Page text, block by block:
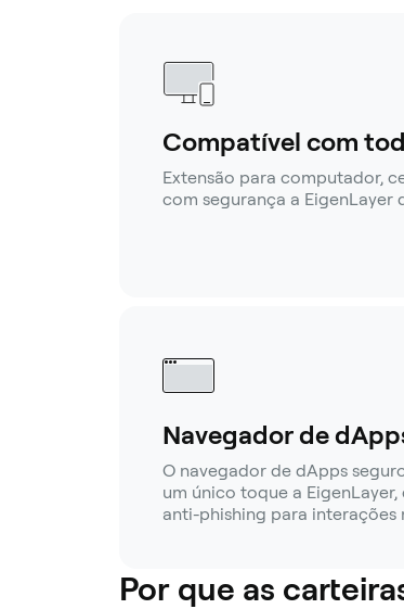
Compatível com
Extensão para computador,
com segurança a EigenLayer
Navegador de
O navegador de dApps
um único toque a
anti-phishing para interações
Por que as